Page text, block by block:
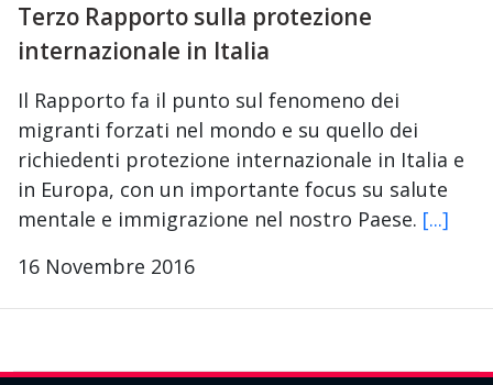
Terzo Rapporto sulla protezione
internazionale in Italia
Il Rapporto fa il punto sul fenomeno dei
migranti forzati nel mondo e su quello dei
richiedenti protezione internazionale in Italia e
in Europa, con un importante focus su salute
mentale e immigrazione nel nostro Paese. [...]
16 Novembre 2016